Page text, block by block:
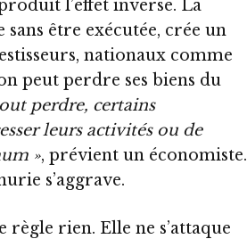
l’effet inverse. La
être exécutée, crée un
nationaux comme
peut perdre ses biens du
perdre, certains
leurs activités ou de
», prévient un économiste.
s’aggrave.
rien. Elle ne s’attaque